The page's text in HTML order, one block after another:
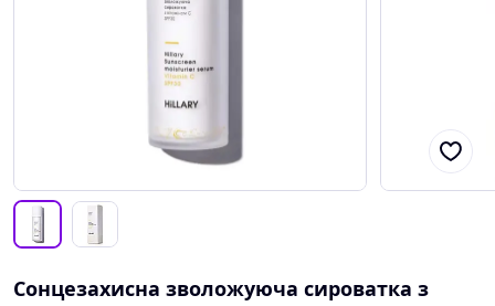
Сонцезахисна зволожуюча сироватка з